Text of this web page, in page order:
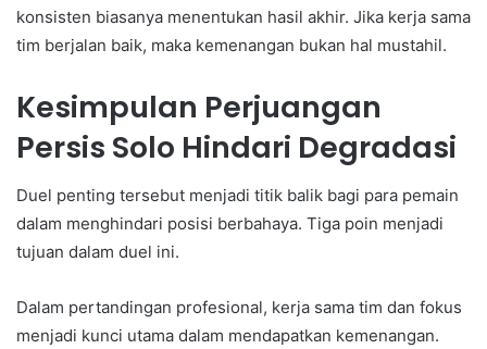
konsisten biasanya menentukan hasil akhir. Jika kerja sama
tim berjalan baik, maka kemenangan bukan hal mustahil.
Kesimpulan Perjuangan
Persis Solo Hindari Degradasi
Duel penting tersebut menjadi titik balik bagi para pemain
dalam menghindari posisi berbahaya. Tiga poin menjadi
tujuan dalam duel ini.
Dalam pertandingan profesional, kerja sama tim dan fokus
menjadi kunci utama dalam mendapatkan kemenangan.